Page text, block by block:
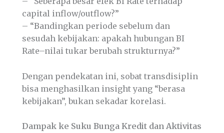
capital inflow/outflow?”
– “Bandingkan periode sebelum dan
sesudah kebijakan: apakah hubungan BI
Rate–nilai tukar berubah strukturnya?”
Dengan pendekatan ini, sobat transdisiplin
bisa menghasilkan insight yang “berasa
kebijakan”, bukan sekadar korelasi.
Dampak ke Suku Bunga Kredit dan Aktivitas